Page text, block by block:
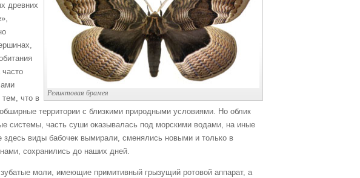
Реликтовая брамея
древних
тем, что в
территории с близкими природными условиями. Но облик
системы, часть суши оказывалась под морскими водами, на иные
виды бабочек вымирали, сменялись новыми и только в
сохранились до наших дней.
моли, имеющие примитивный грызущий ротовой аппарат, а